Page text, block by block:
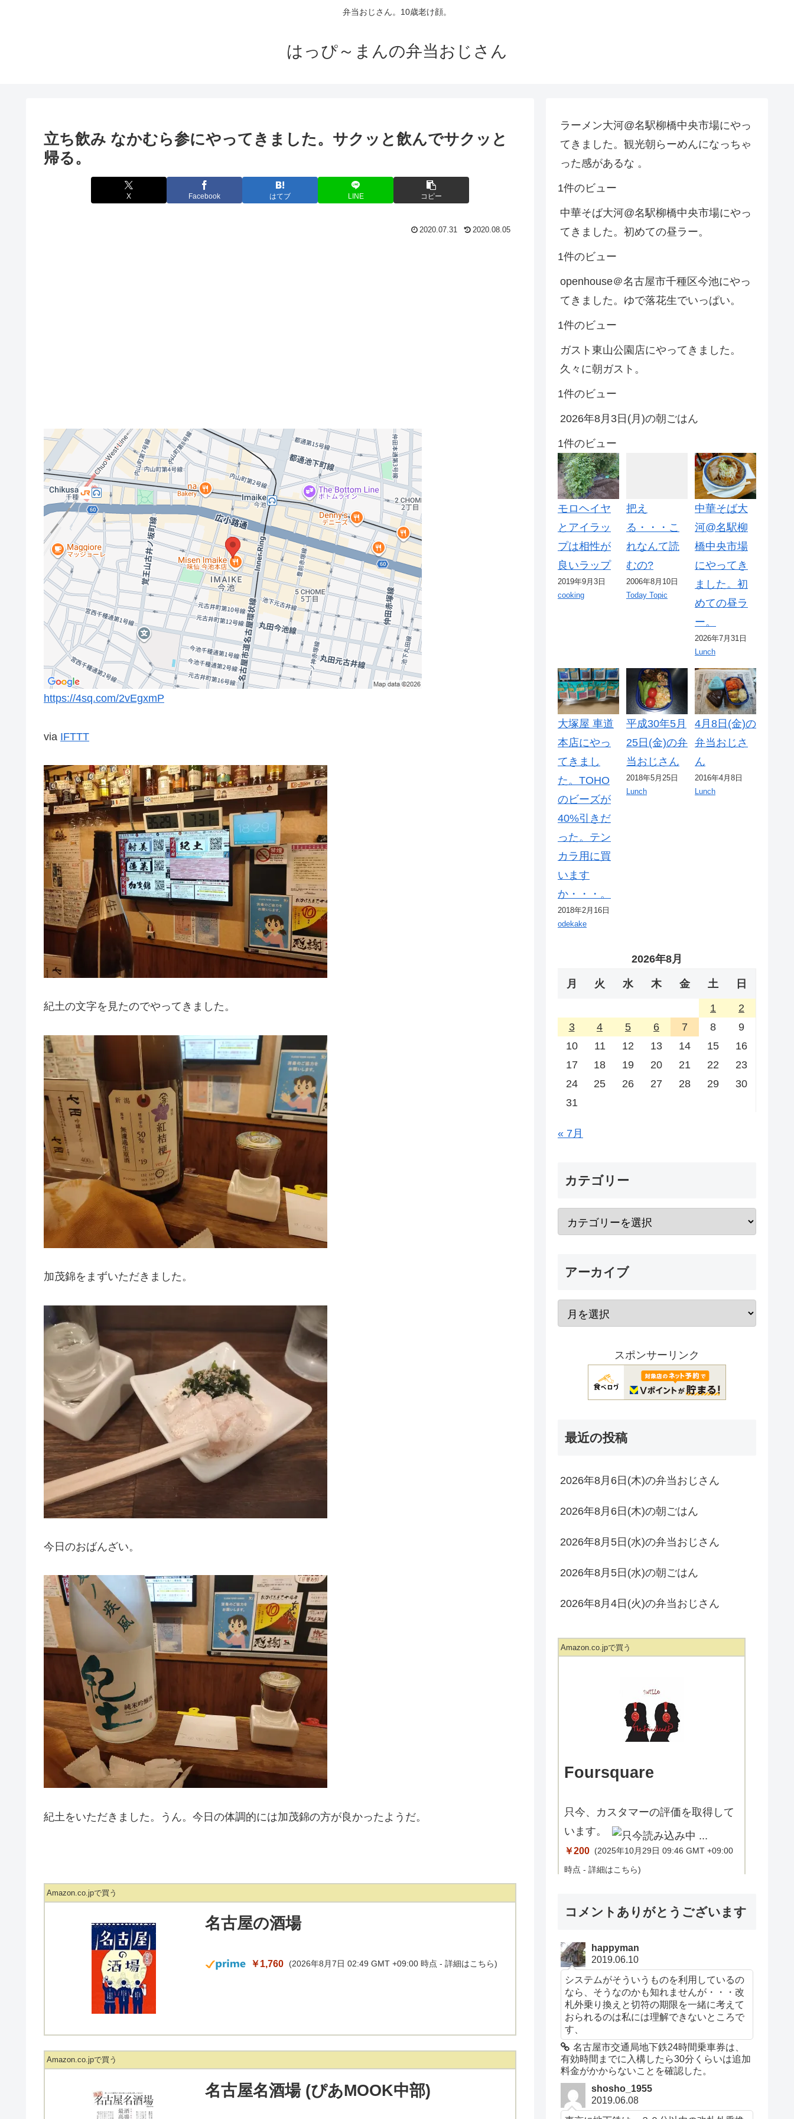
弁当おじさん。10歳老け顔。
はっぴ～まんの弁当おじさん
立ち飲み なかむら参にやってきました。サクッと飲んでサクッと
帰る。
X Facebook はてブ LINE コピー
2020.07.31 2020.08.05
https://4sq.com/2vEgxmP
via IFTTT
紀土の文字を見たのでやってきました。
加茂錦をまずいただきました。
今日のおばんざい。
紀土をいただきました。うん。今日の体調的には加茂錦の方が良かったようだ。
Amazon.co.jpで買う
名古屋の酒場
￥1,760 (2026年8月7日 02:49 GMT +09:00 時点 - 詳細はこちら)
Amazon.co.jpで買う
名古屋名酒場 (ぴあMOOK中部)
ラーメン大河@名駅柳橋中央市場にやっ
てきました。観光朝らーめんになっちゃ
った感があるな 。
1件のビュー
中華そば大河@名駅柳橋中央市場にやっ
てきました。初めての昼ラー。
1件のビュー
openhouse＠名古屋市千種区今池にやっ
てきました。ゆで落花生でいっぱい。
1件のビュー
ガスト東山公園店にやってきました。
久々に朝ガスト。
1件のビュー
2026年8月3日(月)の朝ごはん
1件のビュー
モロヘイヤ
とアイラッ
プは相性が
良いラップ
2019年9月3日
cooking
把え
る・・・こ
れなんて読
むの?
2006年8月10日
Today Topic
中華そば大
河@名駅柳
橋中央市場
にやってき
ました。初
めての昼ラ
ー。
2026年7月31日
Lunch
大塚屋 車道
本店にやっ
てきまし
た。TOHO
のビーズが
40%引きだ
った。テン
カラ用に買
います
か・・・。
2018年2月16日
odekake
平成30年5月
25日(金)の弁
当おじさん
2018年5月25日
Lunch
4月8日(金)の
弁当おじさ
ん
2016年4月8日
Lunch
2026年8月
月 火 水 木 金 土 日
1
2
3
4 5 6 7 8
9
10
11 12 13 14 15
16
17
18 19 20 21 22
23
24
25 26 27 28 29
30
31
« 7月
カテゴリー
アーカイブ
スポンサーリンク
最近の投稿
2026年8月6日(木)の弁当おじさん
2026年8月6日(木)の朝ごはん
2026年8月5日(水)の弁当おじさん
2026年8月5日(水)の朝ごはん
2026年8月4日(火)の弁当おじさん
Amazon.co.jpで買う
Foursquare
只今、カスタマーの評価を取得して
います。
￥200 (2025年10月29日 09:46 GMT +09:00
時点 - 詳細はこちら)
Amazon.co.jpで買う
Foursquare
￥0 Tell Foursquare your favorite
things and it gets to know you. Every
search is tailored to your tastes, your
コメントありがとうございます
happyman
2019.06.10
システムがそういうものを利用しているの
なら、そうなのかも知れませんが・・・改
札外乗り換えと切符の期限を一緒に考えて
おられるのは私には理解できないところで
す、
名古屋市交通局地下鉄24時間乗車券は、
有効時間までに入構したら30分くらいは追加
料金がかからないことを確認した。
shosho_1955
2019.06.08